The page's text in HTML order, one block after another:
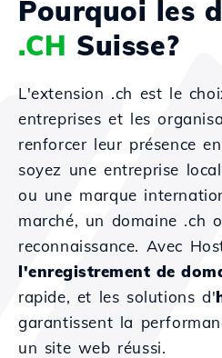
Pourquoi les
.CH Suisse?
L'extension .ch est le
entreprises et les
renforcer leur présence
soyez une entreprise
ou une marque
marché, un domaine .ch
reconnaissance. Avec
l'enregistrement de
rapide, et les solutions d'
garantissent la
un site web réussi.